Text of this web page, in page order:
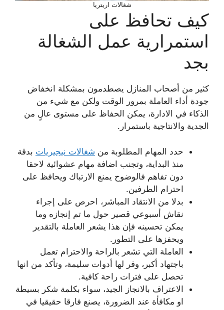
شغالات اريتريا
كيف تحافظ على
استمرارية عمل الشغالة
بجد
كثير من أصحاب المنازل يصطدمون بمشكلة انخفاض
جودة أداء العاملة بمرور الوقت ولكن مع شيء من
الذكاء في الادارة، يمكن الحفاظ على مستوى عالٍ من
الجدية والانتاجية باستمرار.
حدد المهام المطلوبة من شغالات نيجيريات بدقة
منذ البداية، وتجنب اضافة مهام عشوائية لاحقا
دون تفاهم فالوضوح يمنع الارتباك ويحافظ على
احترام الطرفين.
بدلا من الانتقاد المباشر، احرص على إجراء
نقاش أسبوعي قصير حول ما تم إنجازه وما
يمكن تحسينه فإن هذا يشعر العاملة بالتقدير
ويحفزها على التطور.
العاملة التي تشعر بالراحة والاحترام تعمل
باجتهاد أكبر، وفر لها أدوات سليمة، وتأكد من انها
تحصل على فترات راحة كافية.
الاعتراف بالانجاز الجيد، سواء بكلمة شكر بسيطة
او مكافأة عند الضرورة، يصنع فارقا حقيقيا في